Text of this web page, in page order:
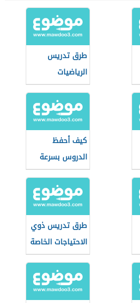
طرق تدريس
الرياضيات
كيف أحفظ
الدروس بسرعة
طرق تدريس ذوي
الاحتياجات الخاصة